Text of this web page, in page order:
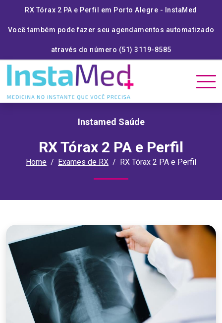
RX Tórax 2 PA e Perfil em Porto Alegre - InstaMed
Você também pode fazer seu agendamentos automatizado
através do número (51) 3119-8585
Instamed Saúde
RX Tórax 2 PA e Perfil
Home Exames de RX RX Tórax 2 PA e Perfil